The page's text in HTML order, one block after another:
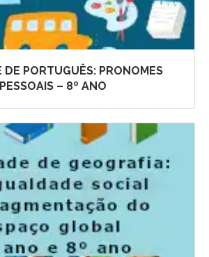
DE PORTUGUÊS: PRONOMES
PESSOAIS – 8º ANO